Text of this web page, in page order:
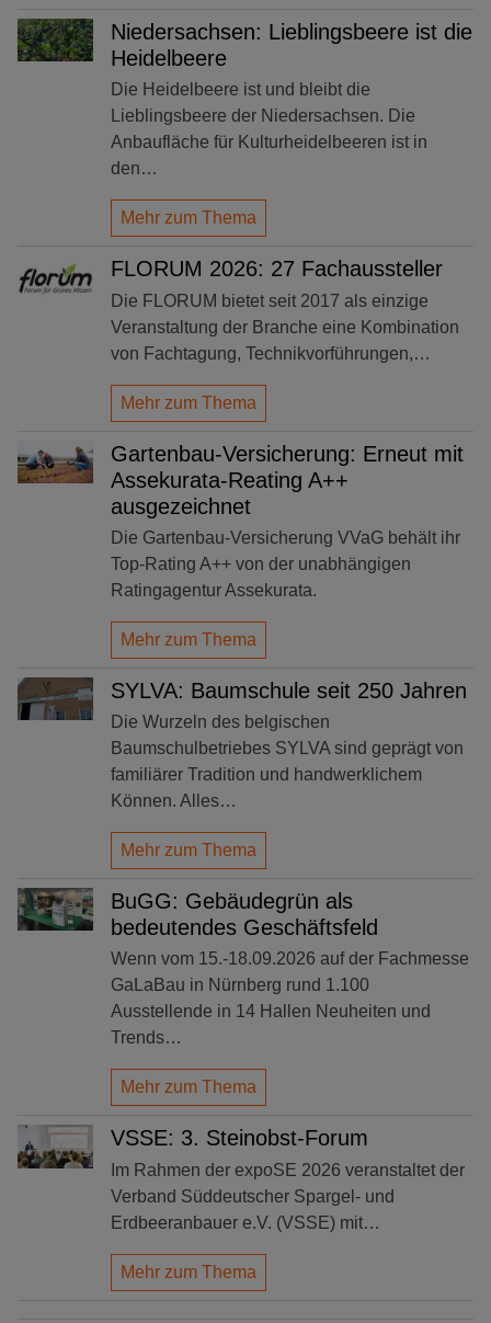
Niedersachsen: Lieblingsbeere ist die
Heidelbeere
Die Heidelbeere ist und bleibt die
Lieblingsbeere der Niedersachsen. Die
Anbaufläche für Kulturheidelbeeren ist in
den…
Mehr zum Thema
FLORUM 2026: 27 Fachaussteller
Die FLORUM bietet seit 2017 als einzige
Veranstaltung der Branche eine Kombination
von Fachtagung, Technikvorführungen,…
Mehr zum Thema
Gartenbau-Versicherung: Erneut mit
Assekurata-Reating A++
ausgezeichnet
Die Gartenbau-Versicherung VVaG behält ihr
Top-Rating A++ von der unabhängigen
Ratingagentur Assekurata.
Mehr zum Thema
SYLVA: Baumschule seit 250 Jahren
Die Wurzeln des belgischen
Baumschulbetriebes SYLVA sind geprägt von
familiärer Tradition und handwerklichem
Können. Alles…
Mehr zum Thema
BuGG: Gebäudegrün als
bedeutendes Geschäftsfeld
Wenn vom 15.-18.09.2026 auf der Fachmesse
GaLaBau in Nürnberg rund 1.100
Ausstellende in 14 Hallen Neuheiten und
Trends…
Mehr zum Thema
VSSE: 3. Steinobst-Forum
Im Rahmen der expoSE 2026 veranstaltet der
Verband Süddeutscher Spargel- und
Erdbeeranbauer e.V. (VSSE) mit…
Mehr zum Thema